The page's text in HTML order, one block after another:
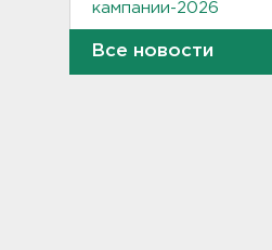
кампании-2026
Все новости